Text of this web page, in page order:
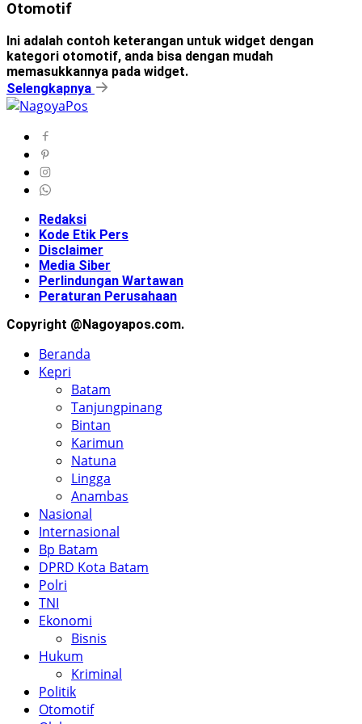
Otomotif
Ini adalah contoh keterangan untuk widget dengan
kategori otomotif, anda bisa dengan mudah
memasukkannya pada widget.
Selengkapnya
Redaksi
Kode Etik Pers
Disclaimer
Media Siber
Perlindungan Wartawan
Peraturan Perusahaan
Copyright @Nagoyapos.com.
Beranda
Kepri
Batam
Tanjungpinang
Bintan
Karimun
Natuna
Lingga
Anambas
Nasional
Internasional
Bp Batam
DPRD Kota Batam
Polri
TNI
Ekonomi
Bisnis
Hukum
Kriminal
Politik
Otomotif